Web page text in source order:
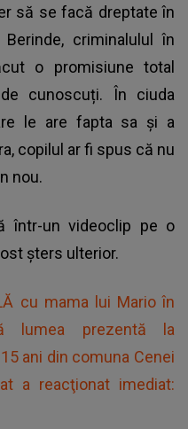
să se facă dreptate în
criminalulul în
o promisiune total
cunoscuți. În ciuda
le are fapta sa și a
copilul ar fi spus că nu
nou.
într-un videoclip pe o
șters ulterior.
cu mama lui Mario în
lumea prezentă la
ani din comuna Cenei
a reacţionat imediat: